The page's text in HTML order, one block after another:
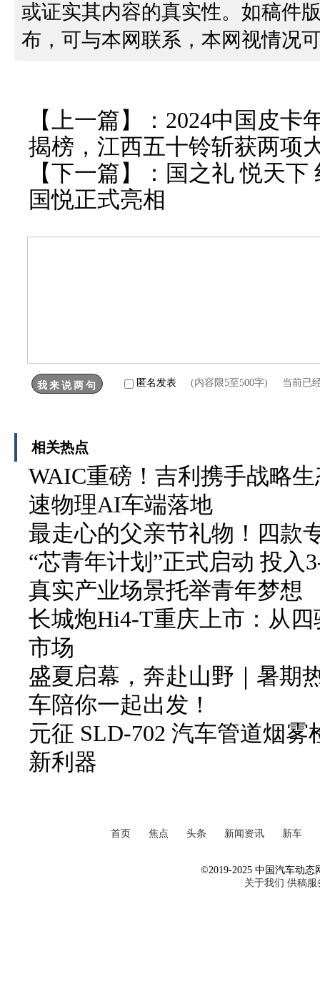
或证实其内容的真实性。如稿件
布，可与本网联系，本网视情况
【上一篇】： 2024中国皮卡
揭榜，江西五十铃斩获两项
【下一篇】： 国之礼 悦天下
国悦正式亮相
匿名发表 (内容限5至500字) 当前已
相关热点
WAIC重磅！吉利携手战略
速物理AI车端落地
最走心的父亲节礼物！四款
“芯青年计划”正式启动 投入
真实产业场景托举青年梦想
长城炮Hi4-T重庆上市：从
市场
盛夏启幕，奔赴山野｜暑期
车陪你一起出发！
元征 SLD-702 汽车管道烟
新利器
首页 焦点 头条 新闻资讯 新车
©2019-2025 中国汽车动态
关于我们 供稿服